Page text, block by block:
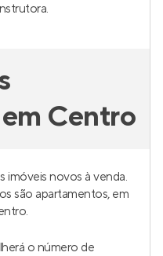
Centro
imóveis novos à venda.
são apartamentos, em
o número de